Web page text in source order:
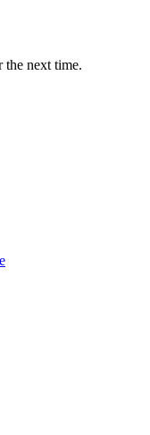
the next time.